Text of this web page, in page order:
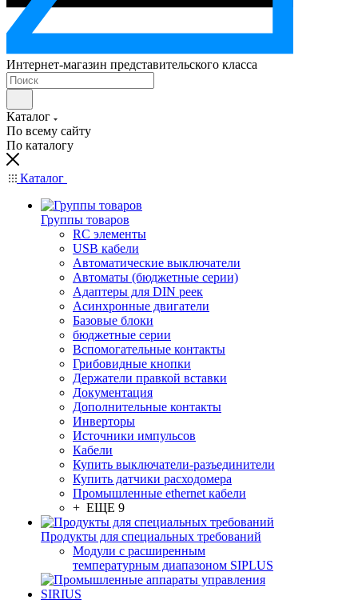
Интернет-магазин представительского класса
Каталог
По всему сайту
По каталогу
Каталог
Группы товаров
RC элементы
USB кабели
Автоматические выключатели
Автоматы (бюджетные серии)
Адаптеры для DIN реек
Асинхронные двигатели
Базовые блоки
бюджетные серии
Вспомогательные контакты
Грибовидные кнопки
Держатели правкой вставки
Документация
Дополнительные контакты
Инверторы
Источники импульсов
Кабели
Купить выключатели-разъединители
Купить датчики расходомера
Промышленные ethernet кабели
+ ЕЩЕ 9
Продукты для специальных требований
Модули с расширенным
температурным диапазоном SIPLUS